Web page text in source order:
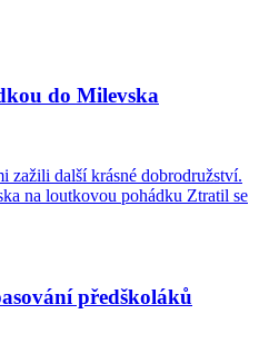
do Milevska
zažili další krásné dobrodružství.
na loutkovou pohádku Ztratil se
předškoláků